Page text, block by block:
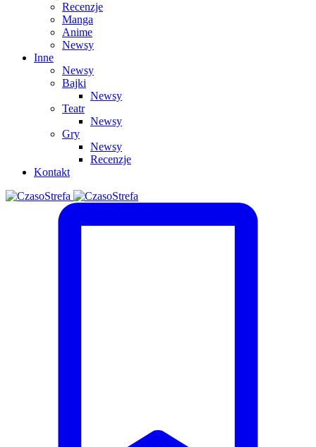
Recenzje
Manga
Anime
Newsy
Inne
Newsy
Bajki
Newsy
Teatr
Newsy
Gry
Newsy
Recenzje
Kontakt